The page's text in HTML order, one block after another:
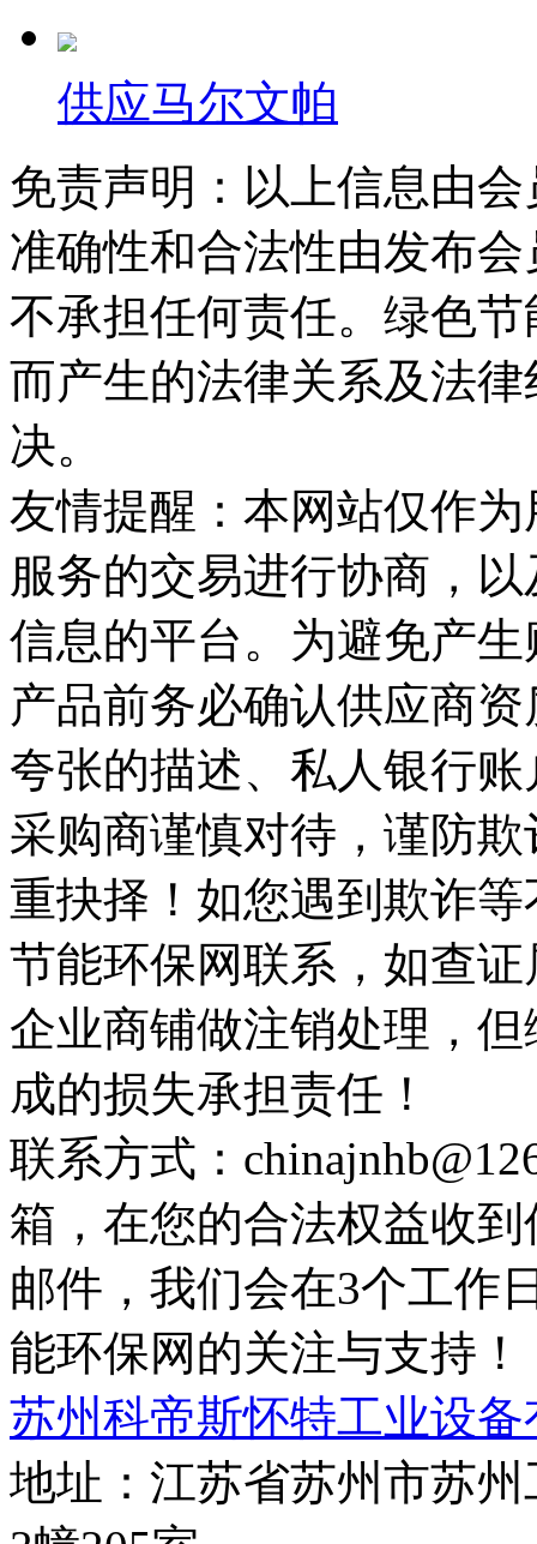
供应马尔文帕
免责声明：以上信息由
准确性和合法性由发布
不承担任何责任。绿色
而产生的法律关系及法
决。
友情提醒：本网站仅作
服务的交易进行协商，
信息的平台。为避免产
产品前务必确认供应商
夸张的描述、私人银行
采购商谨慎对待，谨防
重抉择！如您遇到欺诈
节能环保网联系，如查
企业商铺做注销处理，
成的损失承担责任！
联系方式：
箱，在您的合法权益收
邮件，我们会在3个工作
能环保网的关注与支持！
苏州科帝斯怀特工业设
地址：江苏省苏州市苏